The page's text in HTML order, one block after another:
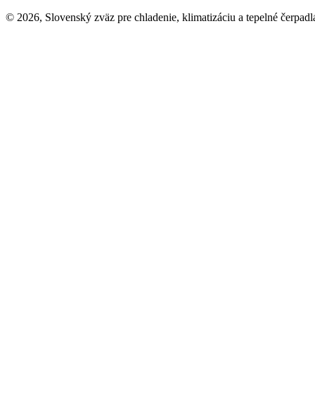
© 2026, Slovenský zväz pre chladenie, klimatizáciu a tepelné